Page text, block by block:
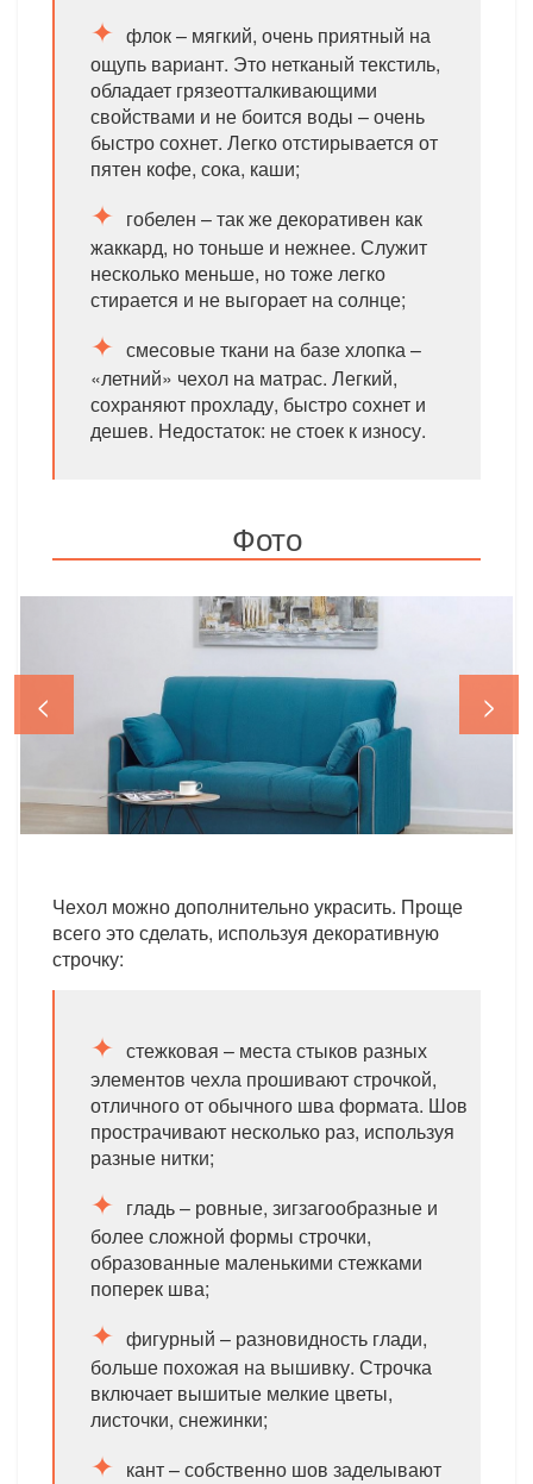
флок – мягкий, очень приятный на
ощупь вариант. Это нетканый текстиль,
обладает грязеотталкивающими
свойствами и не боится воды – очень
быстро сохнет. Легко отстирывается от
пятен кофе, сока, каши;
гобелен – так же декоративен как
жаккард, но тоньше и нежнее. Служит
несколько меньше, но тоже легко
стирается и не выгорает на солнце;
смесовые ткани на базе хлопка –
«летний» чехол на матрас. Легкий,
сохраняют прохладу, быстро сохнет и
дешев. Недостаток: не стоек к износу.
Фото
< >
Чехол можно дополнительно украсить. Проще
всего это сделать, используя декоративную
строчку:
стежковая – места стыков разных
элементов чехла прошивают строчкой,
отличного от обычного шва формата. Шов
прострачивают несколько раз, используя
разные нитки;
гладь – ровные, зигзагообразные и
более сложной формы строчки,
образованные маленькими стежками
поперек шва;
фигурный – разновидность глади,
больше похожая на вышивку. Строчка
включает вышитые мелкие цветы,
листочки, снежинки;
кант – собственно шов заделывают